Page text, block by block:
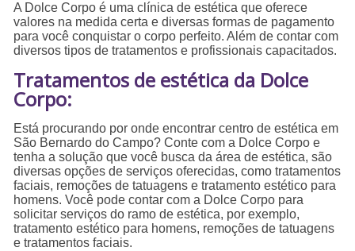
A Dolce Corpo é uma clínica de estética que oferece
valores na medida certa e diversas formas de pagamento
para você conquistar o corpo perfeito. Além de contar com
diversos tipos de tratamentos e profissionais capacitados.
Tratamentos de estética da Dolce
Corpo:
Está procurando por onde encontrar centro de estética em
São Bernardo do Campo? Conte com a Dolce Corpo e
tenha a solução que você busca da área de estética, são
diversas opções de serviços oferecidas, como tratamentos
faciais, remoções de tatuagens e tratamento estético para
homens. Você pode contar com a Dolce Corpo para
solicitar serviços do ramo de estética, por exemplo,
tratamento estético para homens, remoções de tatuagens
e tratamentos faciais.